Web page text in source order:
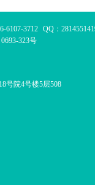
6107-3712 QQ：
323号
号院4号楼5层508